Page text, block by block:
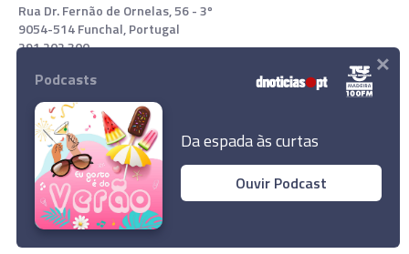
Porto Moniz pede celeridade nas obras do
porto de abrigo
Ler Artigo
Rua Dr. Fernão de Ornelas, 56 - 3º
9054-514 Funchal, Portugal
291 202 300
Download App
© 2022 Empresa Diário de Notícias, Lda. Todos os direitos
reservados.
Podcasts
Da espada às curtas
Ouvir Podcast
×